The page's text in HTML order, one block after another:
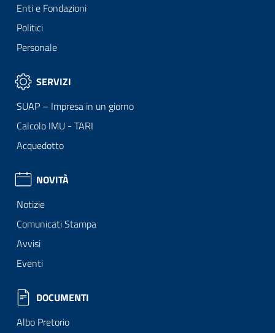
Enti e Fondazioni
Politici
Personale
SERVIZI
SUAP – Impresa in un giorno
Calcolo IMU - TARI
Acquedotto
NOVITÀ
Notizie
Comunicati Stampa
Avvisi
Eventi
DOCUMENTI
Albo Pretorio